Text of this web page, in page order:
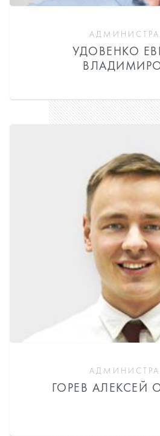
УДОВЕНКО
ГОРЕВ АЛЕКСЕЙ